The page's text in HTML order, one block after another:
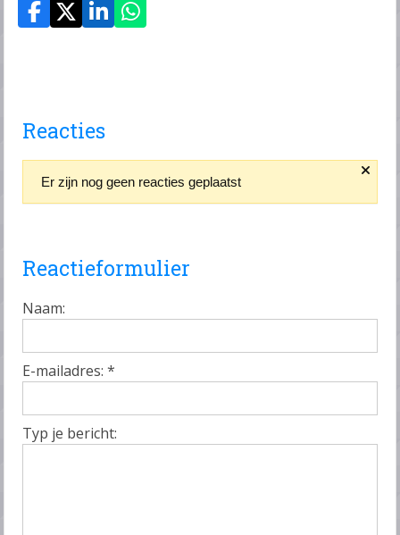
Reacties
Er zijn nog geen reacties geplaatst
Reactieformulier
Naam:
E-mailadres:*
Typ je bericht: